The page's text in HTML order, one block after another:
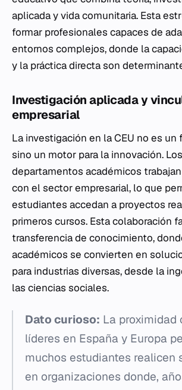
aplicada y vida comunitaria. Esta
formar profesionales capaces de
entornos complejos, donde la
y la práctica directa son
Investigación aplicada y
empresarial
La investigación en la CEU no es un
sino un motor para la innovación. Los
departamentos académicos
con el sector empresarial, lo que
estudiantes accedan a proyectos
primeros cursos. Esta colaboración
transferencia de conocimiento,
académicos se convierten en
para industrias diversas, desde la
las ciencias sociales.
Dato curioso: La proximidad
líderes en España y Europa
muchos estudiantes realicen
en organizaciones donde,